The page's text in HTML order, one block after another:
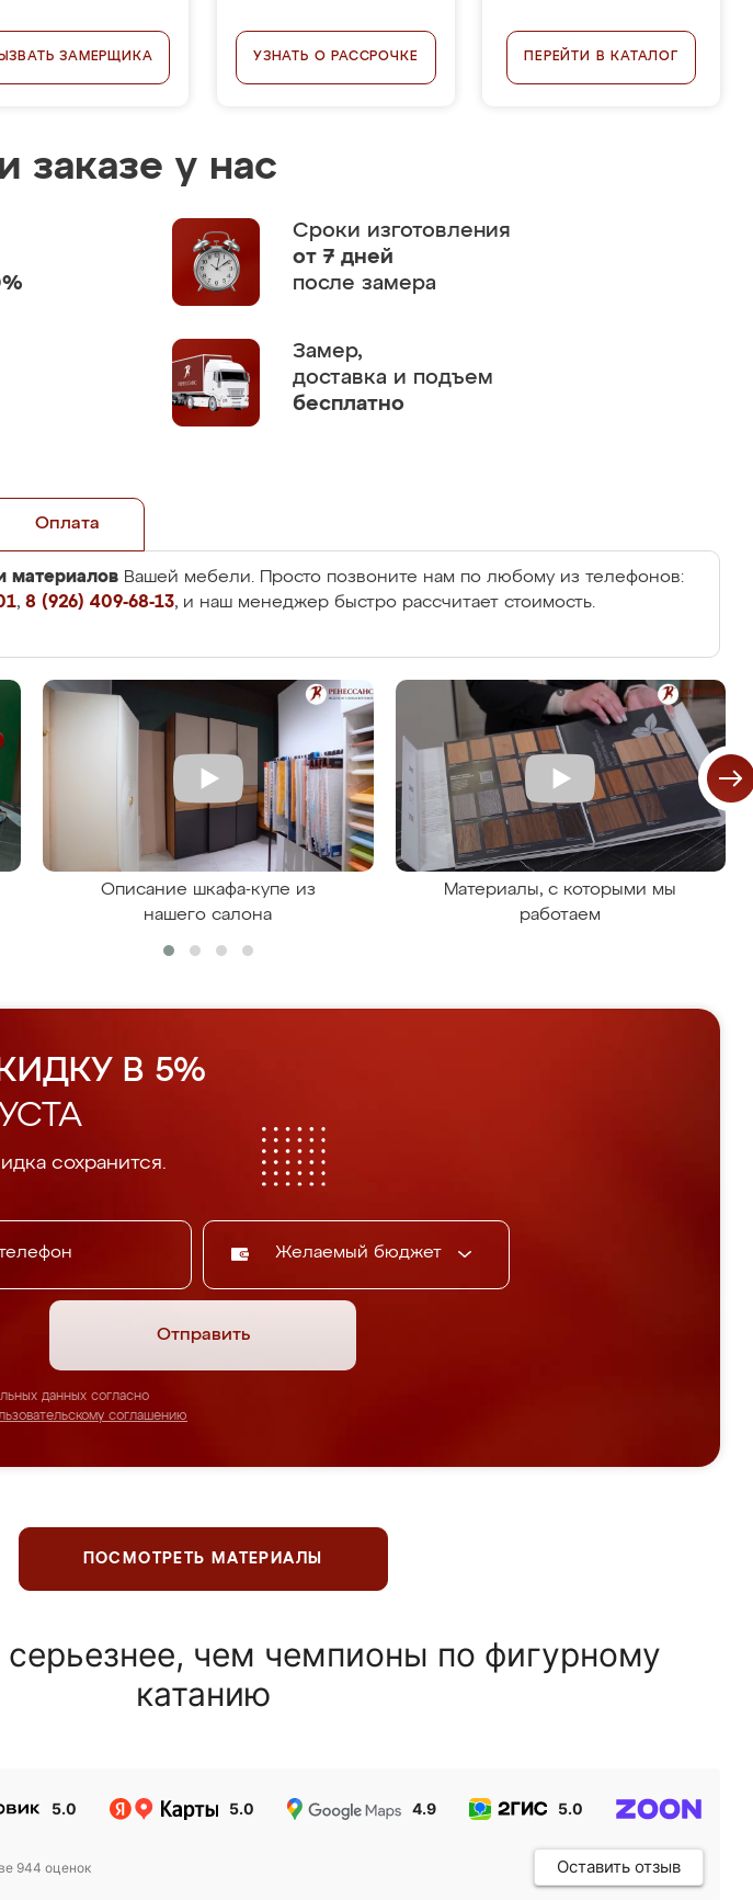
ЗАМЕРЩИКА УЗНАТЬ О РАССРОЧКЕ ПЕРЕЙТИ В КАТАЛОГ
заказе у нас
Сроки изготовления
от 7 дней
после замера
Замер,
доставка и подъем
бесплатно
Оплата
материалов Вашей мебели. Просто позвоните нам по любому из телефонов:
, 8 (926) 409-68-13, и наш менеджер быстро рассчитает стоимость.
Описание шкафа-купе из
нашего салона
Материалы, с которыми мы
работаем
В 5%
сохранится.
Желаемый бюджет
Отправить
данных согласно
соглашению
ПОСМОТРЕТЬ МАТЕРИАЛЫ
чем чемпионы по фигурному
катанию
5.0 5.0 4.9 5.0
944 оценок Оставить отзыв